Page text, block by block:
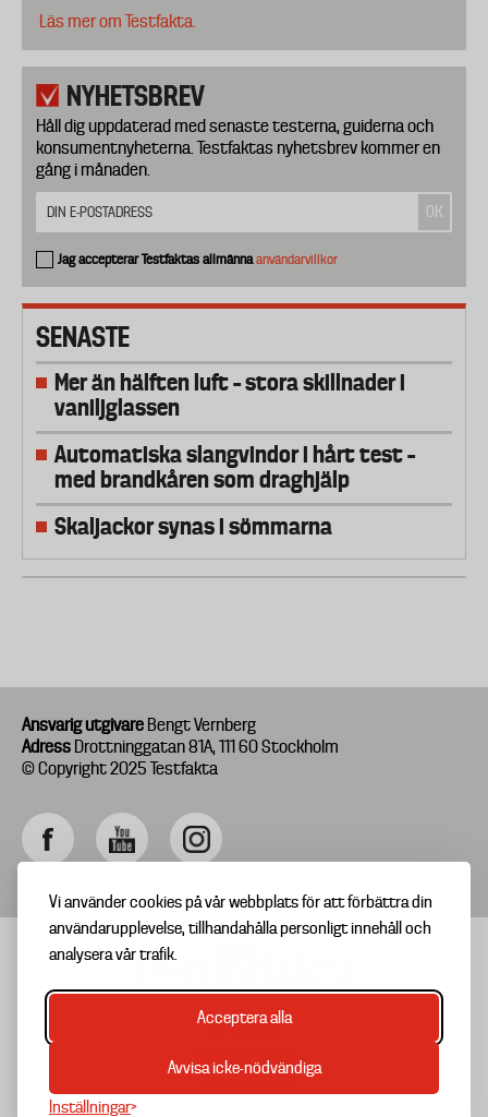
Vi använder cookies på vår webbplats för att förbättra din
användarupplevelse, tillhandahålla personligt innehåll och
analysera vår trafik.
Acceptera alla
Avvisa icke-nödvändiga
Inställningar
Läs mer om Testfakta.
NYHETSBREV
Håll dig uppdaterad med senaste testerna, guiderna och
konsumentnyheterna. Testfaktas nyhetsbrev kommer en
gång i månaden.
Jag accepterar Testfaktas allmännaanvändarvillkor
SENASTE
Mer än hälften luft – stora skillnader i
vaniljglassen
Automatiska slangvindor i hårt test –
med brandkåren som draghjälp
Skaljackor synas i sömmarna
Ansvarig utgivare Bengt Vernberg
Adress Drottninggatan 81A, 111 60 Stockholm
© Copyright 2025 Testfakta
Footer
menu
TIPSA OSS
OM TESTFAKTA
NYHETSBREV